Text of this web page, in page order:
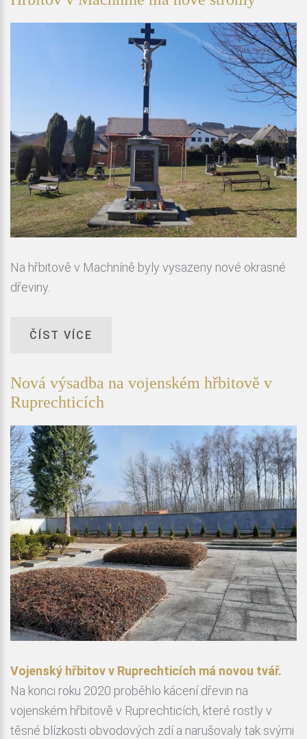
Na hřbitově v Machníně byly vysazeny nové okrasné
dřeviny.
ČÍST VÍCE
Nová výsadba na vojenském hřbitově v
Ruprechticích
Vojenský hřbitov v Ruprechticích má novou tvář.
Na konci roku 2020 proběhlo kácení dřevin na
vojenském hřbitově v Ruprechticích, které rostly v
těsné blízkosti obvodových zdí a narušovaly tak svými